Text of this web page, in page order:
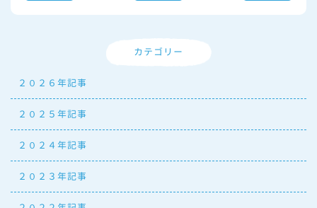
カテゴリー
２０２６年記事
２０２５年記事
２０２４年記事
２０２３年記事